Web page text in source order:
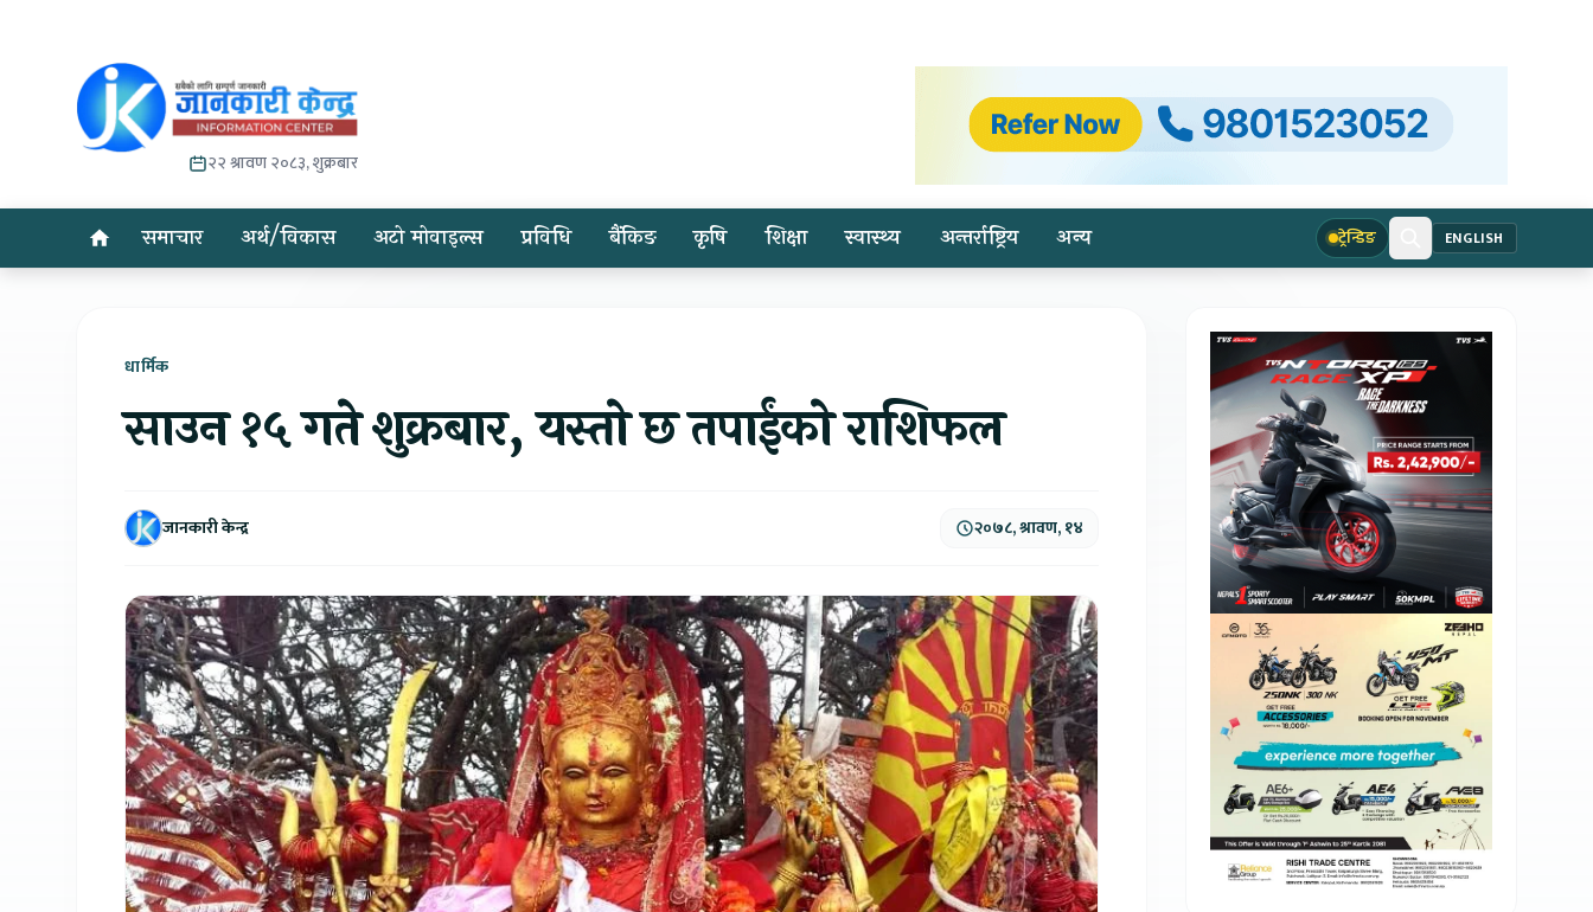
२२ श्रावण २०८३, शुक्रबार
समाचार अर्थ/विकास अटो मोवाइल्स प्रविधि बैंकिङ कृषि शिक्षा स्वास्थ्य अन्तर्राष्ट्रिय अन्य ट्रेन्डिङ ENGLISH
धार्मिक
साउन १५ गते शुक्रबार, यस्तो छ तपाईंको राशिफल
जानकारी केन्द्र २०७८, श्रावण, १४